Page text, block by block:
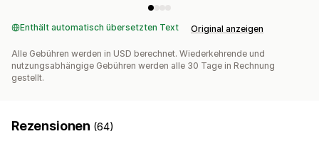
Enthält automatisch übersetzten Text Original anzeigen
Alle Gebühren werden in USD berechnet. Wiederkehrende und
nutzungsabhängige Gebühren werden alle 30 Tage in Rechnung
gestellt.
Rezensionen (64)